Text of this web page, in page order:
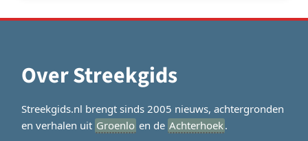
Over Streekgids
Streekgids.nl brengt sinds 2005 nieuws, achtergronden
en verhalen uit Groenlo en de Achterhoek.